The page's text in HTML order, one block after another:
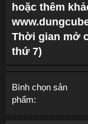
hoặc thêm
Thời gian mở
thứ 7)
Bình chọn sản
phẩm: